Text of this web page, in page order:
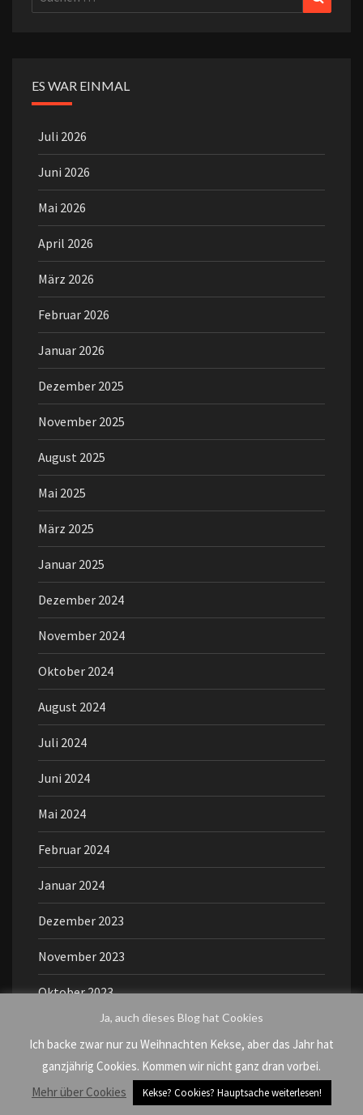
nach:
ES WAR EINMAL
Juli 2026
Juni 2026
Mai 2026
April 2026
März 2026
Februar 2026
Januar 2026
Dezember 2025
November 2025
August 2025
Mai 2025
März 2025
Januar 2025
Dezember 2024
November 2024
Oktober 2024
August 2024
Juli 2024
Juni 2024
Mai 2024
Februar 2024
Januar 2024
Dezember 2023
November 2023
Oktober 2023
Februar 2023
Januar 2023
Ja, auch dieses Blog hat Cookies
Ich backe zwar nur zu Weihnachten Kekse, aber das Jahr hat
ganzjährig Cookies. Kommen wir nicht ganz dran vorbei.
Mehr über Cookies
Kekse? Cookies? Hauptsache weiterlesen!